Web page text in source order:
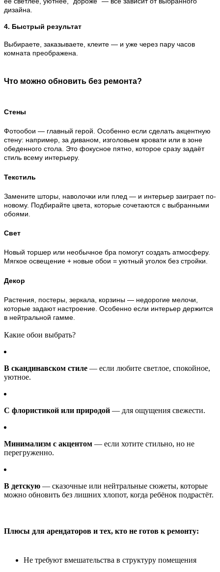
дизайна.
4. Быстрый результат
Выбираете, заказываете, клеите — и уже через пару часов
комната преображена.
Что можно обновить без ремонта?
Стены
Фотообои — главный герой. Особенно если сделать акцентную
стену: например, за диваном, изголовьем кровати или в зоне
обеденного стола. Это фокусное пятно, которое сразу задаёт
стиль всему интерьеру.
Текстиль
Замените шторы, наволочки или плед — и интерьер заиграет по-
новому. Подбирайте цвета, которые сочетаются с выбранными
обоями.
Свет
Новый торшер или необычное бра помогут создать атмосферу.
Мягкое освещение + новые обои = уютный уголок без стройки.
Декор
Растения, постеры, зеркала, корзины — недорогие мелочи,
которые задают настроение. Особенно если интерьер держится
в нейтральной гамме.
Какие обои выбрать?
В скандинавском стиле — если любите светлое, спокойное,
уютное.
С флористикой или природой — для ощущения свежести.
Минимализм с акцентом — если хотите стильно, но не
перегруженно.
В детскую — сказочные или нейтральные сюжеты, которые
можно обновить без лишних хлопот, когда ребёнок подрастёт.
Плюсы для арендаторов и тех, кто не готов к ремонту:
Не требуют вмешательства в структуру помещения